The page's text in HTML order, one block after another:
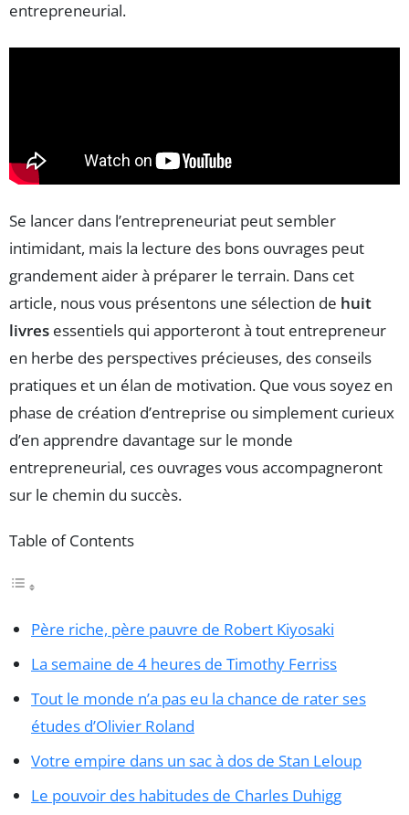
entrepreneurial.
Se lancer dans l’entrepreneuriat peut sembler
intimidant, mais la lecture des bons ouvrages peut
grandement aider à préparer le terrain. Dans cet
article, nous vous présentons une sélection de huit
livres essentiels qui apporteront à tout entrepreneur
en herbe des perspectives précieuses, des conseils
pratiques et un élan de motivation. Que vous soyez en
phase de création d’entreprise ou simplement curieux
d’en apprendre davantage sur le monde
entrepreneurial, ces ouvrages vous accompagneront
sur le chemin du succès.
Table of Contents
Père riche, père pauvre de Robert Kiyosaki
La semaine de 4 heures de Timothy Ferriss
Tout le monde n’a pas eu la chance de rater ses
études d’Olivier Roland
Votre empire dans un sac à dos de Stan Leloup
Le pouvoir des habitudes de Charles Duhigg